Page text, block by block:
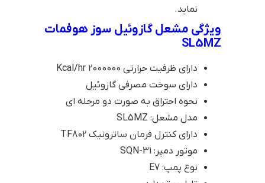
نماید.
ویژگی مشعل گازوئیل سوز هوفمات
SL5MZ
دارای ظرفیت حرارتی 2000000 Kcal/hr
دارای سوخت مصرفی گازوئیل
نحوه احتراق به صورت دو مرحله ای
مدل مشعل: SL5MZ
دارای کنترل فرمان ساترونیک TF802
موتور دمپر: SQN-31
نوع پمپ: E7